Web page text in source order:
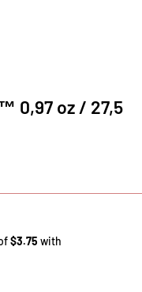
0,97 oz / 27,5